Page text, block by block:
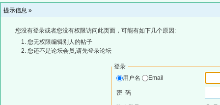
提示信息 »
您没有登录或者您没有权限访问此页面，可能有如下几个原因:
您无权限编辑别人的帖子
您还不是论坛会员,请先登录论坛
登录
用户名
Email
密 码